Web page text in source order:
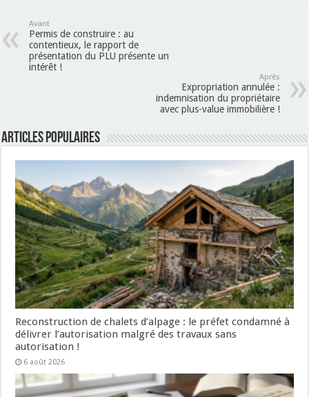
Avant
Permis de construire : au
contentieux, le rapport de
présentation du PLU présente un
intérêt !
Après
Expropriation annulée :
indemnisation du propriétaire
avec plus-value immobilière !
Articles populaires
Reconstruction de chalets d’alpage : le préfet condamné à
délivrer l’autorisation malgré des travaux sans
autorisation !
6 août 2026